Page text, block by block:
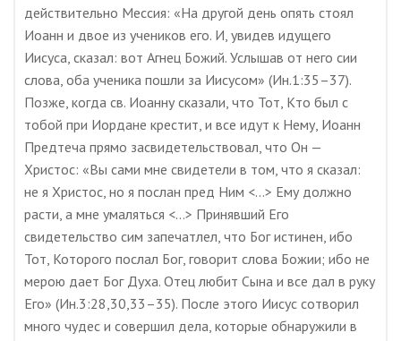
действительно Мессия: «На другой день опять стоял
Иоанн и двое из учеников его. И, увидев идущего
Иисуса, сказал: вот Агнец Божий. Услышав от него сии
слова, оба ученика пошли за Иисусом» (Ин.1:35–37).
Позже, когда св. Иоанну сказали, что Тот, Кто был с
тобой при Иордане крестит, и все идут к Нему, Иоанн
Предтеча прямо засвидетельствовал, что Он —
Христос: «Вы сами мне свидетели в том, что я сказал:
не я Христос, но я послан пред Ним <…> Ему должно
расти, а мне умаляться <…> Принявший Его
свидетельство сим запечатлел, что Бог истинен, ибо
Тот, Которого послал Бог, говорит слова Божии; ибо не
мерою дает Бог Духа. Отец любит Сына и все дал в руку
Его» (Ин.3:28,30,33–35). После этого Иисус сотворил
много чудес и совершил дела, которые обнаружили в